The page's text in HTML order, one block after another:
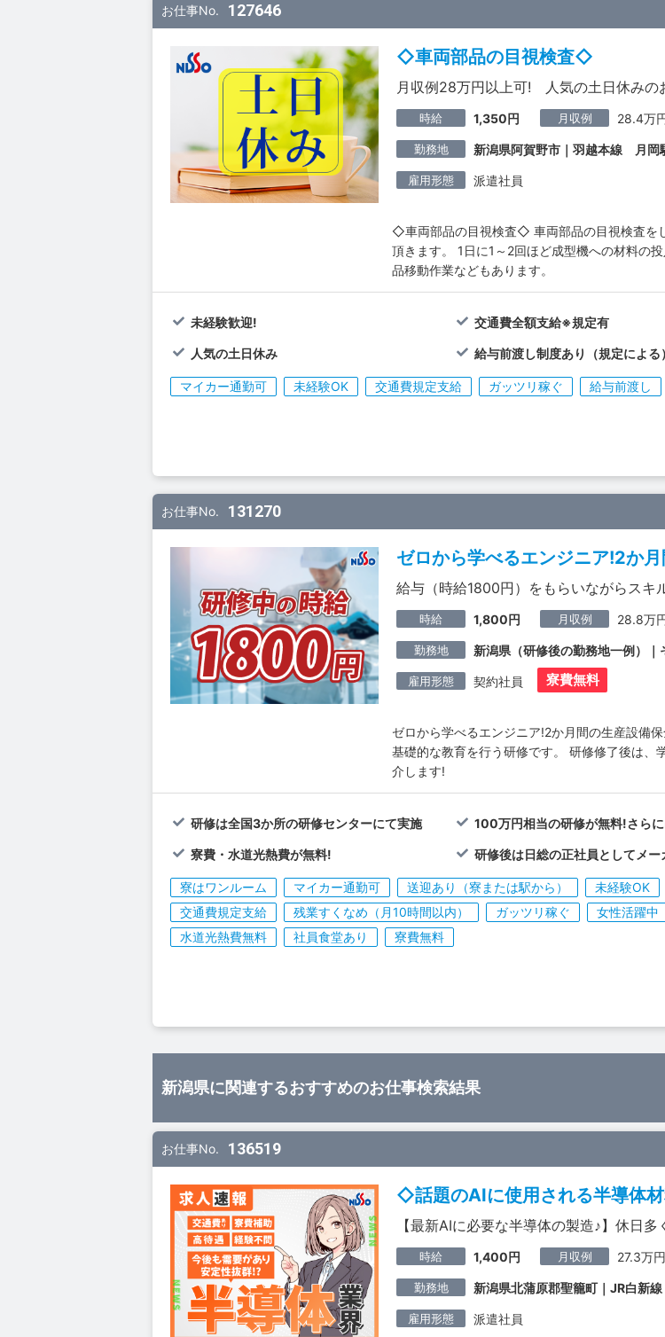
お仕事No. 127646
◇車両部品の目視検査◇
月収例28万円以上可! 人気の土日休みの
時給 1,350円 月収例 28.4万
勤務地 新潟県阿賀野市｜羽越本線 月岡
雇用形態 派遣社員
◇車両部品の目視検査◇ 車両部品の目視検査を
頂きます。 1日に1～2回ほど成型機への材料の
品移動作業などもあります。
未経験歓迎! 交通費全額支給※規定有
人気の土日休み 給与前渡し制度あり（規定による）
マイカー通勤可 未経験OK 交通費規定支給 ガッツリ稼ぐ 給与前渡し
お仕事No. 131270
ゼロから学べるエンジニア!2か
給与（時給1800円）をもらいながらスキ
時給 1,800円 月収例 28.8万
勤務地 新潟県（研修後の勤務地一例）｜
雇用形態 契約社員 寮費無料
ゼロから学べるエンジニア!2か月間の生産設備
基礎的な教育を行う研修です。 研修修了後は、
介します!
研修は全国3か所の研修センターにて実施 100万円相当の研修が無料!さら
寮費・水道光熱費が無料! 研修後は日総の正社員としてメー
寮はワンルーム マイカー通勤可 送迎あり（寮または駅から） 未経験OK
交通費規定支給
残業すくなめ（月10時間以内） ガッツリ稼ぐ 女性活躍中
水道光熱費無料
社員食堂あり 寮費無料
新潟県に関連するおすすめのお仕事検索結果
お仕事No. 136519
◇話題のAIに使用される半導体
【最新AIに必要な半導体の製造♪】休日
時給 1,400円 月収例 27.3万円
勤務地 新潟県北蒲原郡聖籠町｜JR白新
雇用形態 派遣社員